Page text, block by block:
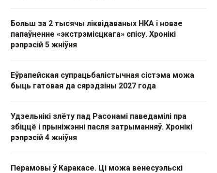
Больш за 2 тысячы ліквідаваных НКА і новае
папаўненне «экстрэмісцкага» спісу. Хронікі
рэпрэсій 5 жніўня
Еўрапейская супрацьбалістычная сістэма можа
быць гатовая да сярэдзіны 2027 года
Удзельнікі злёту пад Расонамі паведамілі пра
збіццё і прыніжэнні пасля затрыманняў. Хронікі
рэпрэсій 4 жніўня
Перамовы ў Каракасе. Ці можа венесуэльскі